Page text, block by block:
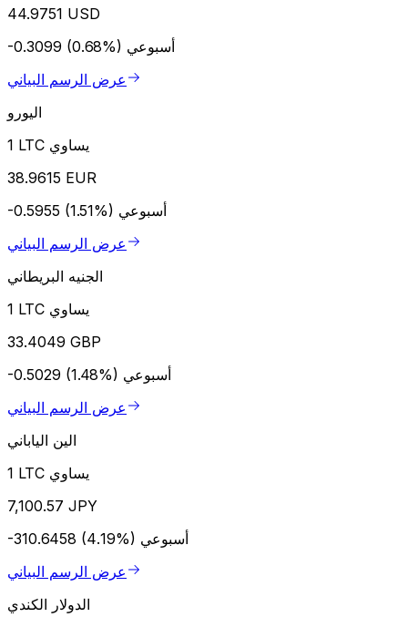
44.9751 USD
-0.3099 (0.68%) أسبوعي
عرض الرسم البياني
اليورو
1 LTC يساوي
38.9615 EUR
-0.5955 (1.51%) أسبوعي
عرض الرسم البياني
الجنيه البريطاني
1 LTC يساوي
33.4049 GBP
-0.5029 (1.48%) أسبوعي
عرض الرسم البياني
الين الياباني
1 LTC يساوي
7,100.57 JPY
-310.6458 (4.19%) أسبوعي
عرض الرسم البياني
الدولار الكندي